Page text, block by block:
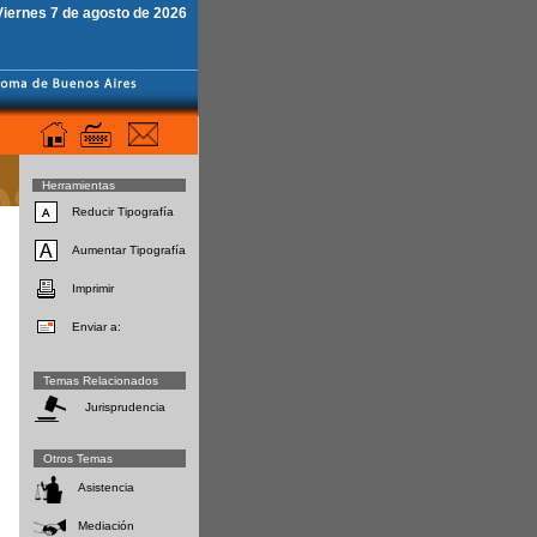
7 de agosto de 2026
Herramientas
Reducir Tipografía
Aumentar Tipografía
Imprimir
Enviar a:
Temas Relacionados
Jurisprudencia
Otros Temas
Asistencia
Mediación